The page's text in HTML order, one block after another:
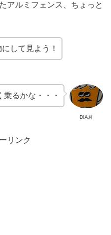
アルミフェンス、ちょっと
して見よう！
DIA君
るかな・・・
リンク